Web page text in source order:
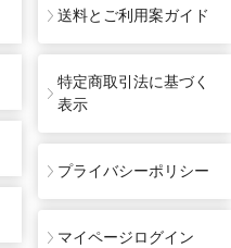
送料とご利用案ガイド
特定商取引法に基づく
表示
プライバシーポリシー
マイページログイン